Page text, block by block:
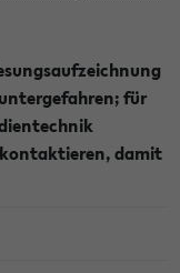
für
damit